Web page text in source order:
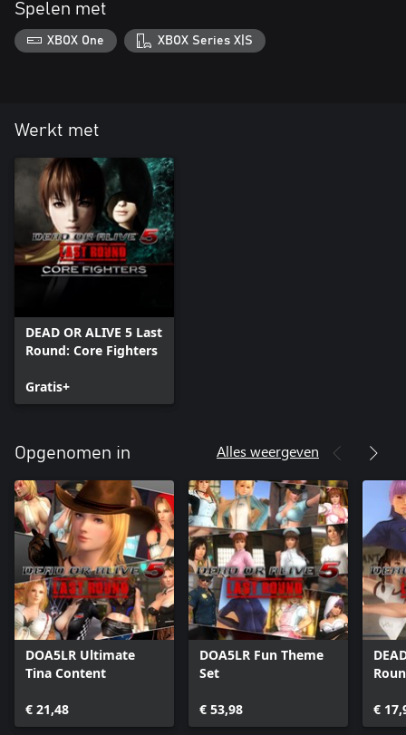
Spelen met
XBOX One XBOX Series X|S
Werkt met
DEAD OR ALIVE 5 Last
Round: Core Fighters
Gratis+
Opgenomen in Alles weergeven
DOA5LR Ultimate
Tina Content
€ 21,48
DOA5LR Fun Theme
Set
€ 53,98
€